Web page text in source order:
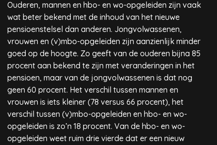
Ouderen, mannen en hbo- en wo-opgeleiden zijn vaak
wat beter bekend met de inhoud van het nieuwe
pensioenstelsel dan anderen. Jongvolwassenen,
vrouwen en (v)mbo-opgeleiden zijn aanzienlijk minder
goed op de hoogte. Zo geeft van de ouderen bijna 85
procent aan bekend te zijn met veranderingen in het
pensioen, maar van de jongvolwassenen is dat nog
geen 60 procent. Het verschil tussen mannen en
vrouwen is iets kleiner (78 versus 66 procent), het
verschil tussen (v)mbo-opgeleiden en hbo- en wo-
opgeleiden is zo’n 18 procent. Van de hbo- en wo-
opgeleiden weet ruim drie vierde dat er een nieuw